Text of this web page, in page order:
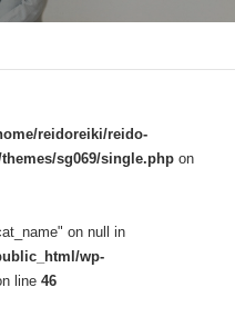
reidoreiki/reido-
sg069/single.php on
on null in
wp-
line46